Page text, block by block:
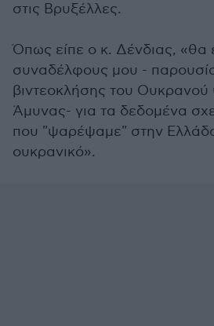
στις Βρυξέλλες.
Όπως είπε ο κ. Δένδιας,
συναδέλφους μου -
βιντεοκλήσης του Ουκρανού
Άμυνας- για τα δεδομένα
που "ψαρέψαμε" στην
ουκρανικό».